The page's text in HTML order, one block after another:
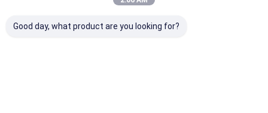
Good day, what product are you looking for?